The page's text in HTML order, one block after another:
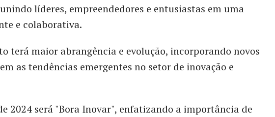
líderes, empreendedores e entusiastas em uma
e colaborativa.
terá maior abrangência e evolução, incorporando novos
as tendências emergentes no setor de inovação e
2024 será "Bora Inovar", enfatizando a importância de